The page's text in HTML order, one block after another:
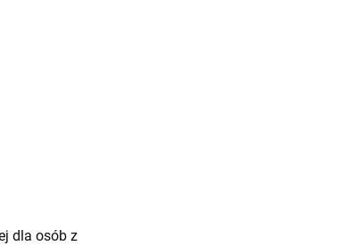
dla osób z